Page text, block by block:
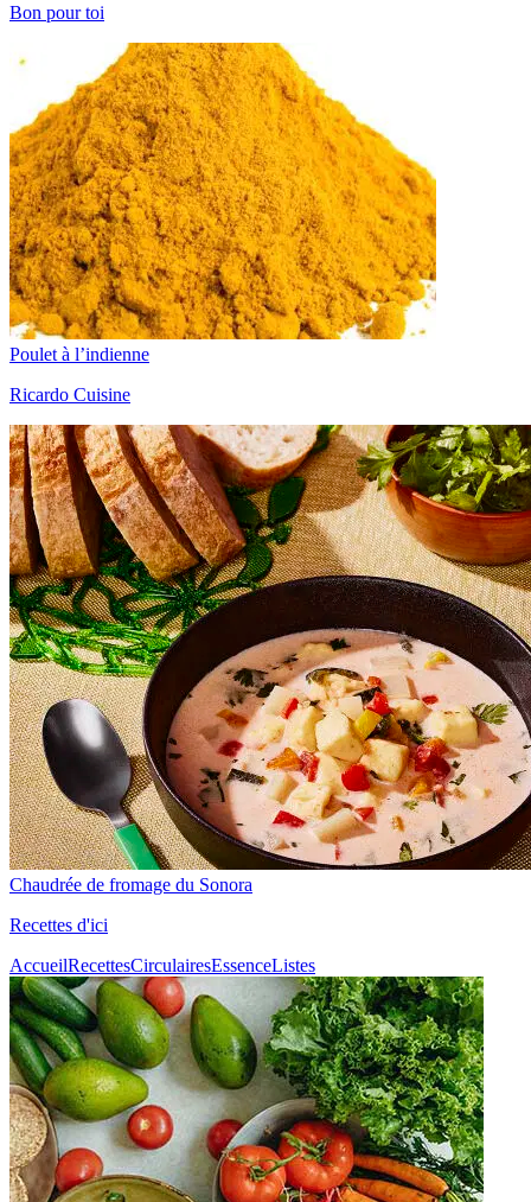
Bon pour toi
Poulet à l’indienne
Ricardo Cuisine
Chaudrée de fromage du Sonora
Recettes d'ici
AccueilRecettesCirculairesEssenceListes